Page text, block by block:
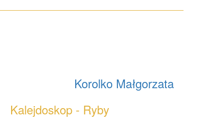
Korolko Małgorzata
Kalejdoskop - Ryby